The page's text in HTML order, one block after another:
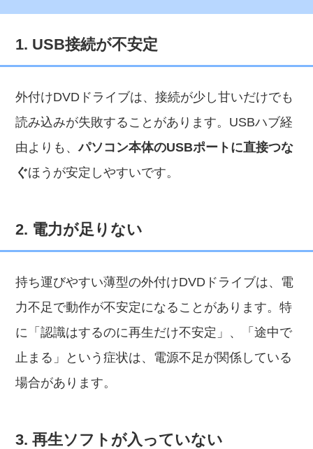
1. USB接続が不安定
外付けDVDドライブは、接続が少し甘いだけでも
読み込みが失敗することがあります。USBハブ経
由よりも、パソコン本体のUSBポートに直接つな
ぐほうが安定しやすいです。
2. 電力が足りない
持ち運びやすい薄型の外付けDVDドライブは、電
力不足で動作が不安定になることがあります。特
に「認識はするのに再生だけ不安定」、「途中で
止まる」という症状は、電源不足が関係している
場合があります。
3. 再生ソフトが入っていない